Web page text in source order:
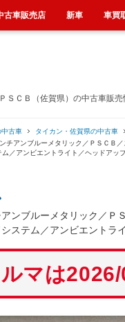
ＣＢ（佐賀県）の中古車販売
中古車 タイカン・佐賀県の中古車
アンブルーメタリック／ＰＳＣＢ
／アンビエントライト／ヘッドアッ
ブルーメタリック／Ｐ
ステム／アンビエントラ
マは
古車販売店 新車 車買